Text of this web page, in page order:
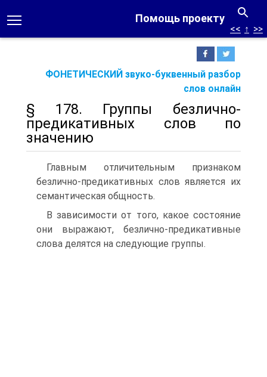
Помощь проекту
ФОНЕТИЧЕСКИЙ звуко-буквенный разбор
слов онлайн
<< ↑ >>
§ 178. Группы безлично-
предикативных слов по
значению
Главным отличительным признаком
безлично-предикативных слов является их
семантическая общность.
В зависимости от того, какое состояние
они выражают, безлично-предикативные
слова делятся на следующие группы.